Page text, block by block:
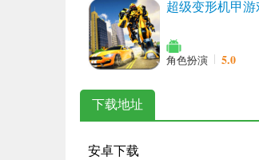
超级变形机甲游
角色扮演 5.0
下载地址
安卓下载